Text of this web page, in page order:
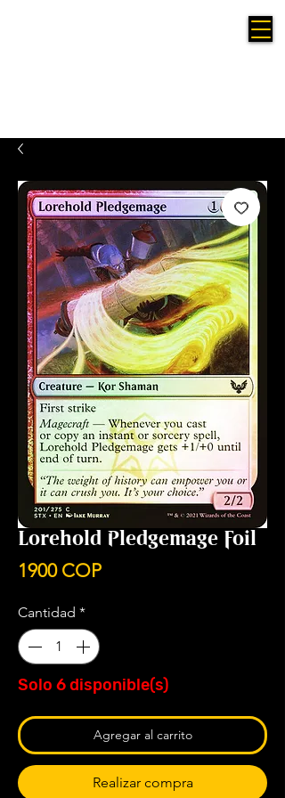
Lorehold Pledgemage Foil
1900 COPPrecio
Cantidad *
Solo 6 disponible(s)
Agregar al carrito
Realizar compra